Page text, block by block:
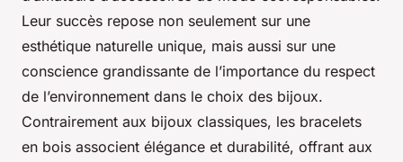
Leur succès repose non seulement sur une
esthétique naturelle unique, mais aussi sur une
conscience grandissante de l’importance du respect
de l’environnement dans le choix des bijoux.
Contrairement aux bijoux classiques, les bracelets
en bois associent élégance et durabilité, offrant aux